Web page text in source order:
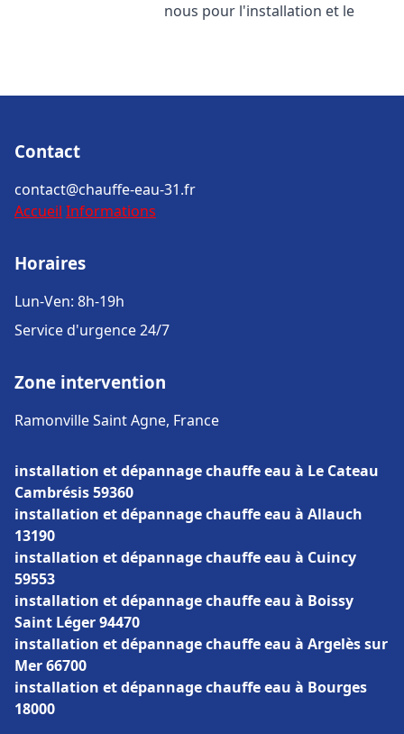
nous pour l'installation et le
Contact
contact@chauffe-eau-31.fr
Accueil Informations
Horaires
Lun-Ven: 8h-19h
Service d'urgence 24/7
Zone intervention
Ramonville Saint Agne, France
installation et dépannage chauffe eau à Le Cateau
Cambrésis 59360
installation et dépannage chauffe eau à Allauch
13190
installation et dépannage chauffe eau à Cuincy
59553
installation et dépannage chauffe eau à Boissy
Saint Léger 94470
installation et dépannage chauffe eau à Argelès sur
Mer 66700
installation et dépannage chauffe eau à Bourges
18000